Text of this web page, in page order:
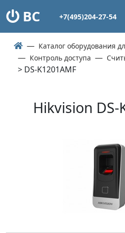
ВС +7(495)204-27-54
Каталог оборудования
Контроль доступа
> DS-K1201AMF
Hikvision DS-